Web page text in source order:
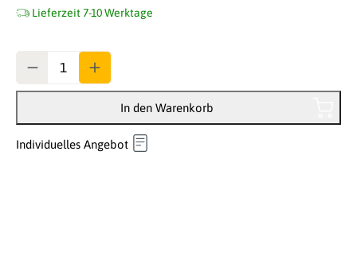
Lieferzeit 7-10 Werktage
In den Warenkorb
Individuelles Angebot